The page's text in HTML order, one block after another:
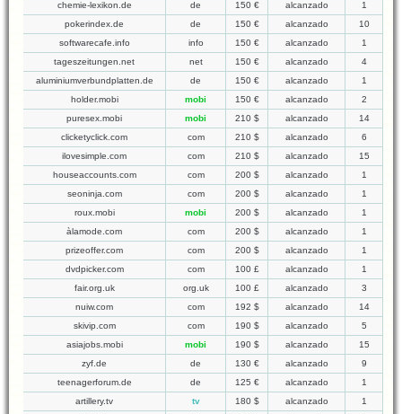
chemie-lexikon.de
de 150 € alcanzado
1
pokerindex.de
de 150 € alcanzado
10
softwarecafe.info
info 150 € alcanzado
1
tageszeitungen.net
net 150 € alcanzado
4
aluminiumverbundplatten.de
de 150 € alcanzado
1
holder.mobi
mobi 150 € alcanzado
2
puresex.mobi
mobi 210 $ alcanzado
14
clicketyclick.com
com 210 $ alcanzado
6
ilovesimple.com
com 210 $ alcanzado
15
houseaccounts.com
com 200 $ alcanzado
1
seoninja.com
com 200 $ alcanzado
1
roux.mobi
mobi 200 $ alcanzado
1
àlamode.com
com 200 $ alcanzado
1
prizeoffer.com
com 200 $ alcanzado
1
dvdpicker.com
com 100 £ alcanzado
1
fair.org.uk
org.uk 100 £ alcanzado
3
nuiw.com
com 192 $ alcanzado
14
skivip.com
com 190 $ alcanzado
5
asiajobs.mobi
mobi 190 $ alcanzado
15
zyf.de
de 130 € alcanzado
9
teenagerforum.de
de 125 € alcanzado
1
artillery.tv
tv 180 $ alcanzado
1